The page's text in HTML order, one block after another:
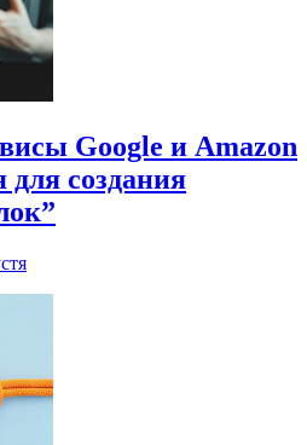
Google и Amazon
для создания